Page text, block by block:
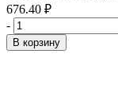
676.40 ₽
-
В корзину